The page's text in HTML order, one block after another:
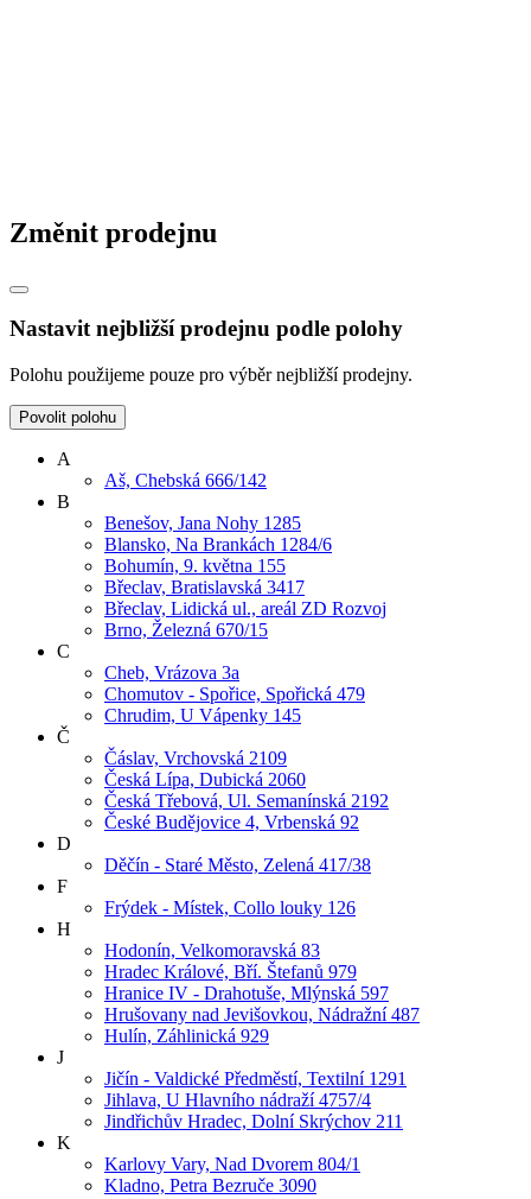
Změnit prodejnu
Nastavit nejbližší prodejnu podle polohy
Polohu použijeme pouze pro výběr nejbližší prodejny.
Povolit polohu
A
Aš, Chebská 666/142
B
Benešov, Jana Nohy 1285
Blansko, Na Brankách 1284/6
Bohumín, 9. května 155
Břeclav, Bratislavská 3417
Břeclav, Lidická ul., areál ZD Rozvoj
Brno, Železná 670/15
C
Cheb, Vrázova 3a
Chomutov - Spořice, Spořická 479
Chrudim, U Vápenky 145
Č
Čáslav, Vrchovská 2109
Česká Lípa, Dubická 2060
Česká Třebová, Ul. Semanínská 2192
České Budějovice 4, Vrbenská 92
D
Děčín - Staré Město, Zelená 417/38
F
Frýdek - Místek, Collo louky 126
H
Hodonín, Velkomoravská 83
Hradec Králové, Bří. Štefanů 979
Hranice IV - Drahotuše, Mlýnská 597
Hrušovany nad Jevišovkou, Nádražní 487
Hulín, Záhlinická 929
J
Jičín - Valdické Předměstí, Textilní 1291
Jihlava, U Hlavního nádraží 4757/4
Jindřichův Hradec, Dolní Skrýchov 211
K
Karlovy Vary, Nad Dvorem 804/1
Kladno, Petra Bezruče 3090